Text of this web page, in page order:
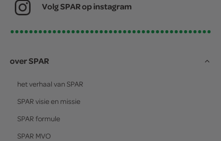
Volg SPAR op instagram
over SPAR
het verhaal van SPAR
SPAR visie en missie
SPAR formule
SPAR MVO